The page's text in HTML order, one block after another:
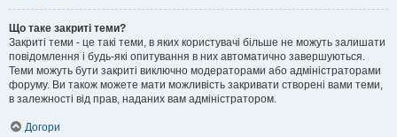
Що таке закриті теми?
Закриті теми - це такі теми, в яких користувачі більше не можуть залишати
повідомлення і будь-які опитування в них автоматично завершуються.
Теми можуть бути закриті виключно модераторами або адміністраторами
форуму. Ви також можете мати можливість закривати створені вами теми,
в залежності від прав, наданих вам адміністратором.
Догори